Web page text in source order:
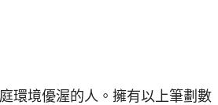
環境優渥的人。擁有以上筆劃數